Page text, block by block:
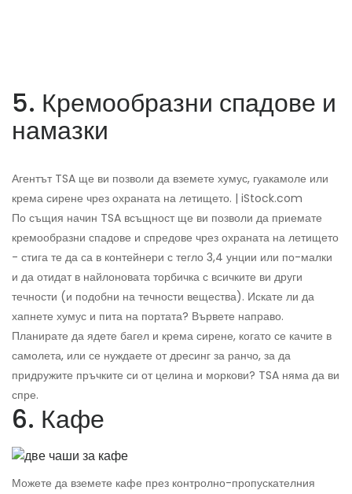
5. Кремообразни спадове и
намазки
Агентът TSA ще ви позволи да вземете хумус, гуакамоле или
крема сирене чрез охраната на летището. | iStock.com
По същия начин TSA всъщност ще ви позволи да приемате
кремообразни спадове и спредове чрез охраната на летището
- стига те да са в контейнери с тегло 3,4 унции или по-малки
и да отидат в найлоновата торбичка с всичките ви други
течности (и подобни на течности вещества). Искате ли да
хапнете хумус и пита на портата? Вървете направо.
Планирате да ядете багел и крема сирене, когато се качите в
самолета, или се нуждаете от дресинг за ранчо, за да
придружите пръчките си от целина и моркови? TSA няма да ви
спре.
6. Кафе
Можете да вземете кафе през контролно-пропускателния